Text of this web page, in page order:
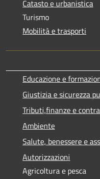
Catasto e urbanistica
Turismo
Mobilità e trasporti
Educazione e
Giustizia e sicurezza
Tributi,finanze e
Ambiente
Salute, benessere e
Autorizzazioni
Agricoltura e pesca